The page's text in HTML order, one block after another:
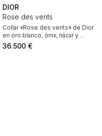
DIOR
Rose des vents
Collar «Rose des vents» de Dior
en oro blanco, ónix, nácar y
diamantes
36.500 €